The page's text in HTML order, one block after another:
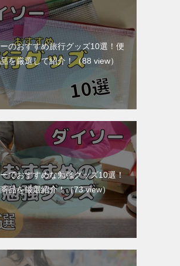
のおすすめ旅行グッズ10選！便
を厳選して紹介！（88 view）
でおすすめな勉強グッズ10選！
品を厳選紹介！（73 view）